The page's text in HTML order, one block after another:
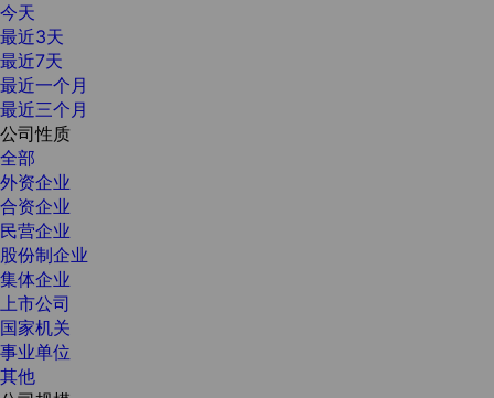
今天
最近3天
最近7天
最近一个月
最近三个月
公司性质
全部
外资企业
合资企业
民营企业
股份制企业
集体企业
上市公司
国家机关
事业单位
其他